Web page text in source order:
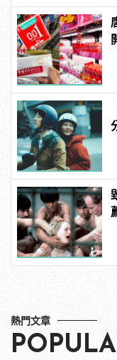
熱門文章